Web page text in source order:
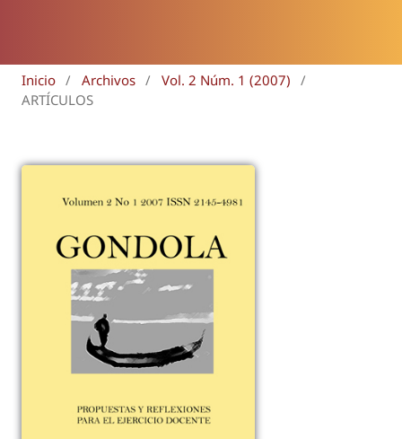
Inicio / Archivos / Vol. 2 Núm. 1 (2007)
/
ARTÍCULOS